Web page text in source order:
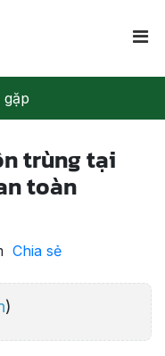
trùng tại
toàn
Chia sẻ
)